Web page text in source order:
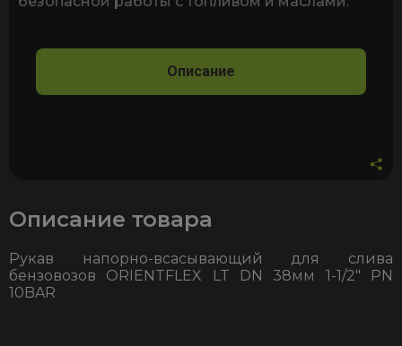
Описание
Описание товара
Рукав напорно-всасывающий для слива
бензовозов ORIENTFLEX LT DN38мм 1-1/2″ PN
10BAR